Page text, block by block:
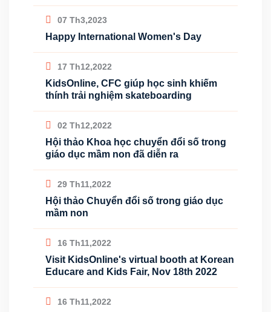
07 Th3,2023
Happy International Women's Day
17 Th12,2022
KidsOnline, CFC giúp học sinh khiếm
thính trải nghiệm skateboarding
02 Th12,2022
Hội thảo Khoa học chuyển đổi số trong
giáo dục mầm non đã diễn ra
29 Th11,2022
Hội thảo Chuyển đổi số trong giáo dục
mầm non
16 Th11,2022
Visit KidsOnline's virtual booth at Korean
Educare and Kids Fair, Nov 18th 2022
16 Th11,2022